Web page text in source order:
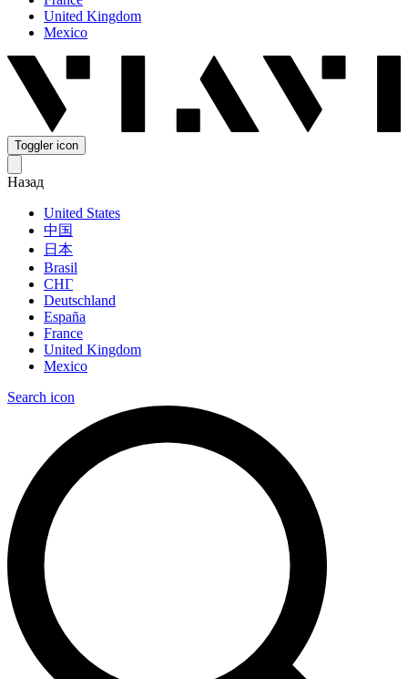
United Kingdom
Mexico
Toggler icon
Назад
United States
中国
日本
Brasil
СНГ
Deutschland
España
France
United Kingdom
Mexico
Search icon